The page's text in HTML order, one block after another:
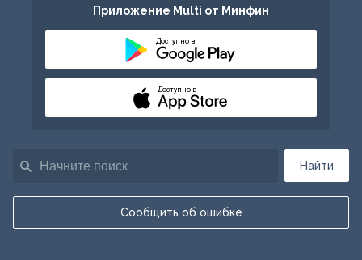
Найти
Сообщить об ошибке
Приложение Multi от Минфин
Доступно в
Доступно в